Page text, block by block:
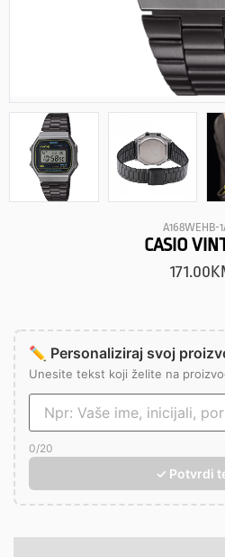
A168WEHB-
CASIO
171.00
✏️ Personaliziraj svoj
Unesite tekst koji želite na
0/20
✓ Potvrdi